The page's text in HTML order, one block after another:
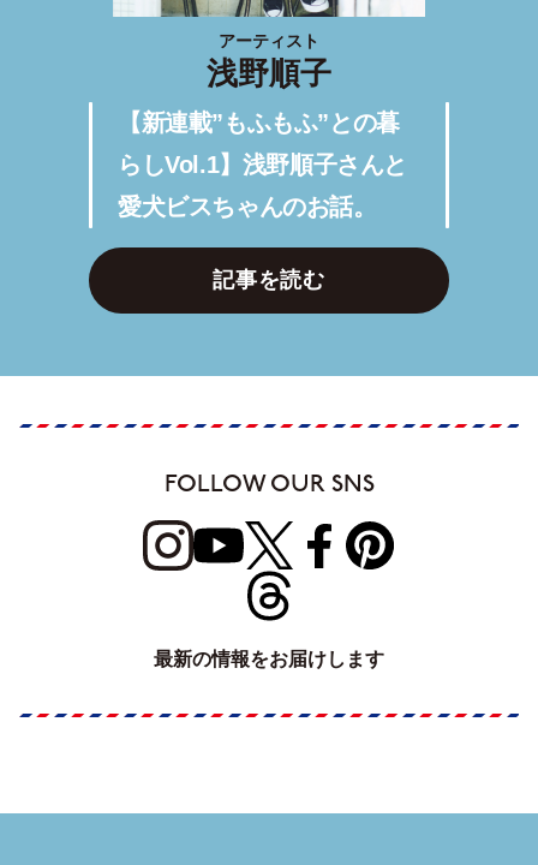
アーティスト
浅野順子
【新連載”もふもふ”との暮
らしVol.1】浅野順子さんと
愛犬ビスちゃんのお話。
記事を読む
FOLLOW OUR SNS
最新の情報をお届けします